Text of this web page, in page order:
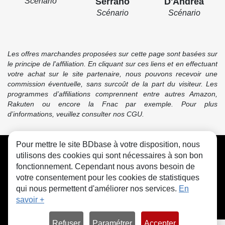
Turbine et Padgachix revenir bredouilles ! Que s'est-il
Heureusement qu'Idéfix est là pour reconstituer les miettes
du puzzle.
Source : Les Éditions Albert René
Scénario Scénario
Les offres marchandes proposées sur cette page sont basées sur
le principe de l'affiliation. En cliquant sur ces liens et en effectuant
votre achat sur le site partenaire, nous pouvons recevoir une
commission éventuelle, sans surcoût de la part du visiteur. Les
programmes d’affiliations comprennent entre autres Amazon,
Rakuten ou encore la Fnac par exemple. Pour plus
d’informations, veuillez consulter nos CGU.
CGU FAQ Contact Cookies
Pour mettre le site BDbase à votre disposition, nous
utilisons des cookies qui sont nécessaires à son bon
fonctionnement. Cependant nous avons besoin de
votre consentement pour les cookies de statistiques
qui nous permettent d'améliorer nos services. En
savoir +
Refuser Paramétrer Accepter